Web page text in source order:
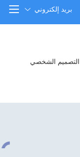
بريد إلكتروني
التصميم الشخصي